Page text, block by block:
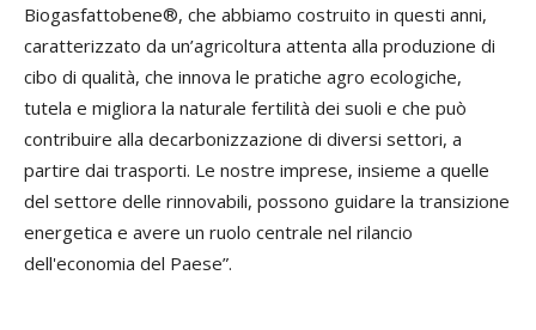
Biogasfattobene®, che abbiamo costruito in questi anni,
caratterizzato da un’agricoltura attenta alla produzione di
cibo di qualità, che innova le pratiche agro ecologiche,
tutela e migliora la naturale fertilità dei suoli e che può
contribuire alla decarbonizzazione di diversi settori, a
partire dai trasporti. Le nostre imprese, insieme a quelle
del settore delle rinnovabili, possono guidare la transizione
energetica e avere un ruolo centrale nel rilancio
dell'economia del Paese”.